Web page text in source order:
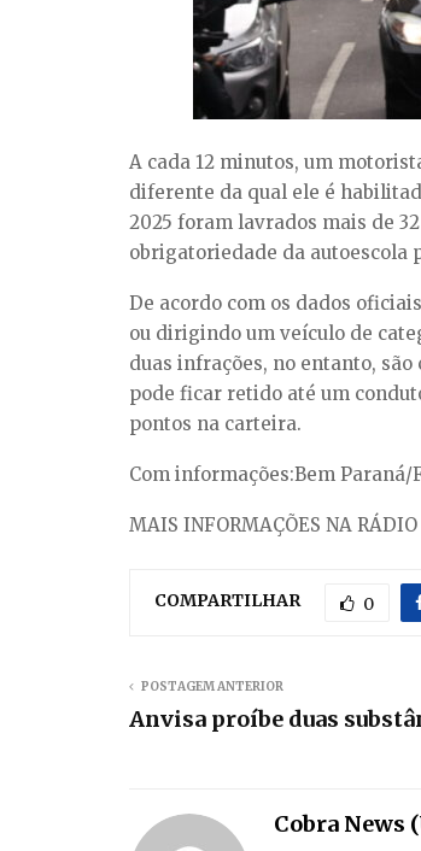
A cada 12 minutos, um
diferente da qual ele é
2025 foram lavrados mais de
obrigatoriedade da autoescola
De acordo com os dados
ou dirigindo um veículo de
duas infrações, no entanto,
pode ficar retido até um
pontos na carteira.
Com informações:Bem
MAIS INFORMAÇÕES NA RÁDIO
COMPARTILHAR 0
POSTAGEM ANTERIOR
Anvisa proíbe duas
Cobra News